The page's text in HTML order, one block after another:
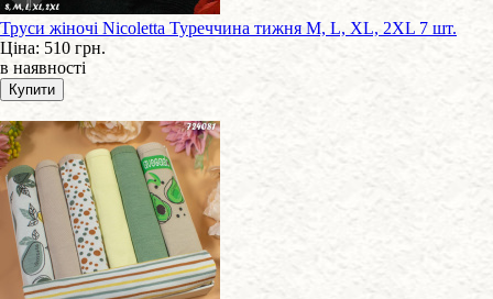
Труси жіночі Nicoletta Туреччина тижня M, L, XL, 2XL 7 шт.
Ціна: 510 грн.
в наявності